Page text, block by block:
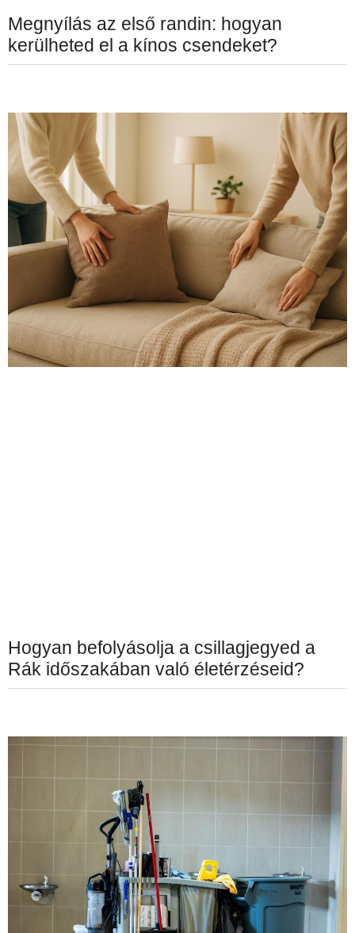
Megnyílás az első randin: hogyan
kerülheted el a kínos csendeket?
Hogyan befolyásolja a csillagjegyed a
Rák időszakában való életérzéseid?